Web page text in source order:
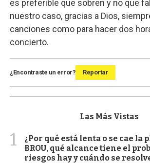
es preferible que sobren y no que
nuestro caso, gracias a Dios,
canciones como para hacer dos
concierto.
¿Encontraste un error? Reportar
Las Más Vistas
1
¿Por qué está lenta o se cae la
BROU, qué alcance tiene el
riesgos hay y cuándo se